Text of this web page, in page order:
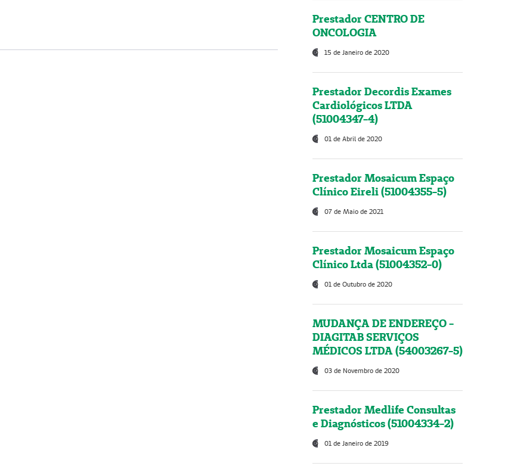
Prestador CENTRO DE
ONCOLOGIA
15 de Janeiro de 2020
Prestador Decordis Exames
Cardiológicos LTDA
(51004347-4)
01 de Abril de 2020
Prestador Mosaicum Espaço
Clínico Eireli (51004355-5)
07 de Maio de 2021
Prestador Mosaicum Espaço
Clínico Ltda (51004352-0)
01 de Outubro de 2020
MUDANÇA DE ENDEREÇO -
DIAGITAB SERVIÇOS
MÉDICOS LTDA (54003267-5)
03 de Novembro de 2020
Prestador Medlife Consultas
e Diagnósticos (51004334-2)
01 de Janeiro de 2019